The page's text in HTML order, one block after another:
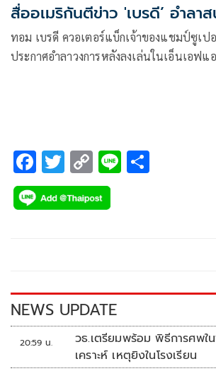
สื่ออเมริกันตีข่าว 'เบรดี’ อำลา
ทอม เบรดี ควอเตอร์แบ็กเจ้าของแชมป์ซูเป
ประกาศอำลาวงการหลังลงเล่นในเอ็นเอฟแ
F
ac
e
k
T
wi
tt
C
o
p
k
Li
NEWS UPDATE
20:59 น.
วธ.เตรียมพร้อม พิธีการศพใน
เคราะห์ เหตุยิงในโรงเรียน